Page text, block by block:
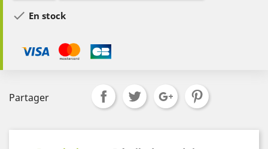
 En stock
Partager